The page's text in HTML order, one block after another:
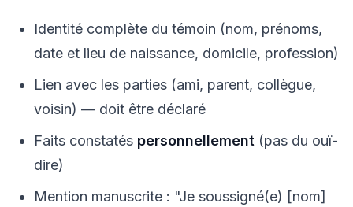
Identité complète du témoin (nom, prénoms,
date et lieu de naissance, domicile, profession)
Lien avec les parties (ami, parent, collègue,
voisin) — doit être déclaré
Faits constatés personnellement (pas du ouï-
dire)
Mention manuscrite : "Je soussigné(e) [nom]